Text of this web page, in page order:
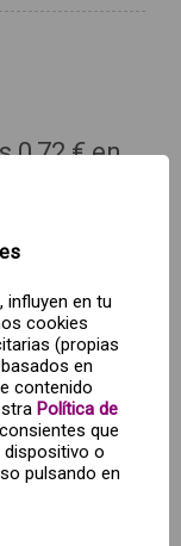
0,72 €en
al visitar
de España.
los Museos
en el centro
en tu
cookies
(propias
en
contenido
Política de
que
o
pulsando en